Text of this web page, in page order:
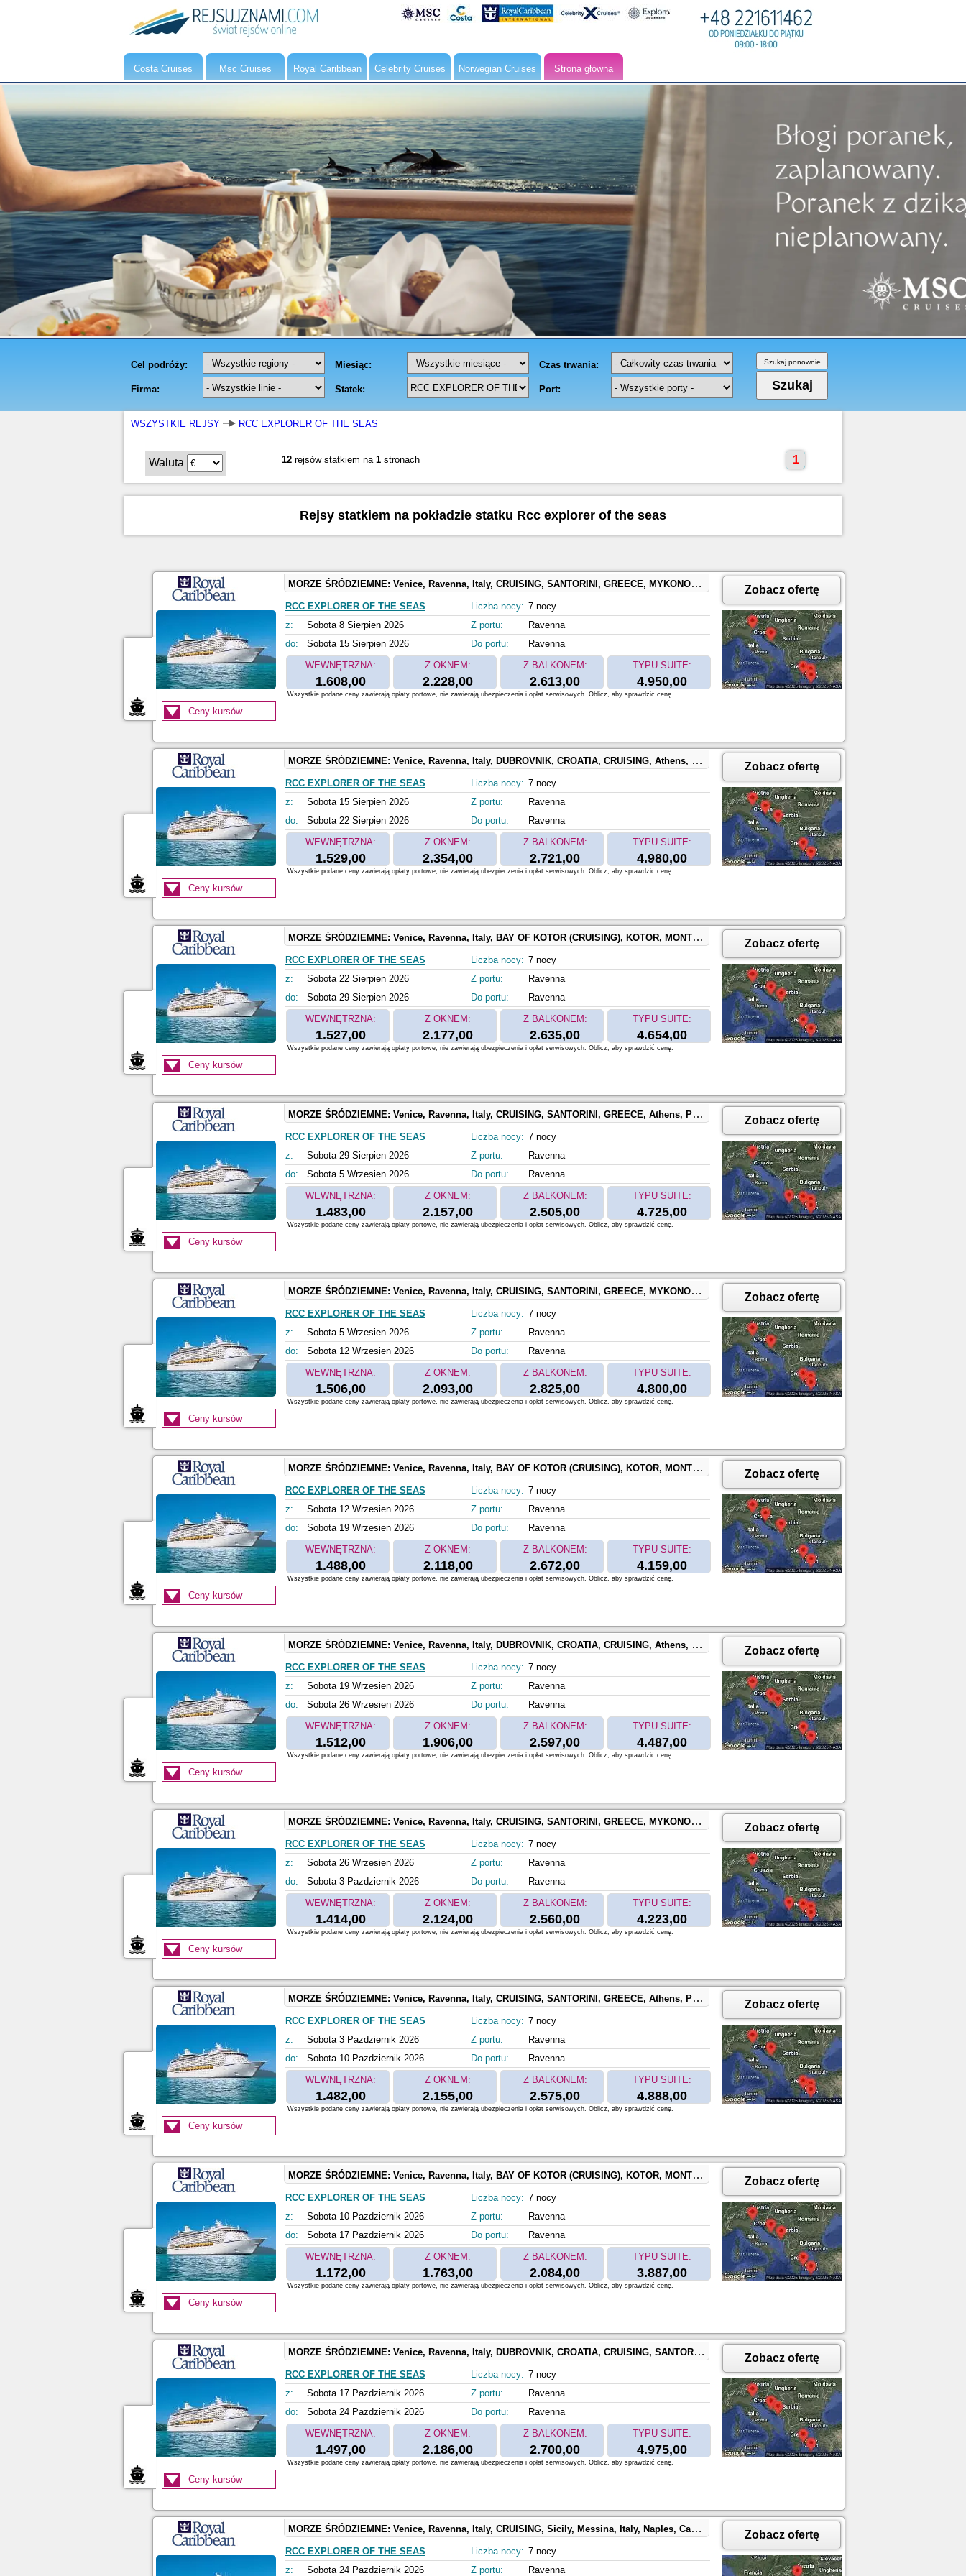
Costa Cruises Msc Cruises Royal Caribbean Celebrity Cruises Norwegian Cruises Strona główna
WSZYSTKIE REJSY RCC EXPLORER OF THE SEAS
Waluta 12 rejsów statkiem na 1 stronach 1
Rejsy statkiem na pokładzie statku Rcc explorer of the seas
MORZE ŚRÓDZIEMNE: Venice, Ravenna, Italy, CRUISING, SANTORINI, GREECE, MYKONOS, GREECE, Athens, Piraeus, Greece, SPLIT, CROATIA
RCC EXPLORER OF THE SEAS
z:
Sobota 8 Sierpien 2026
do:
Sobota 15 Sierpien 2026
Liczba nocy: 7 nocy
Z portu:
Ravenna
Do portu:
Ravenna
WEWNĘTRZNA:
1.608,00
Z OKNEM:
2.228,00
Z BALKONEM:
2.613,00
TYPU SUITE:
4.950,00
Zobacz ofertę
Ceny kursów
Wszystkie podane ceny zawierają opłaty portowe, nie zawierają ubezpieczenia i opłat serwisowych. Oblicz, aby sprawdzić cenę.
MORZE ŚRÓDZIEMNE: Venice, Ravenna, Italy, DUBROVNIK, CROATIA, CRUISING, Athens, Piraeus, Greece, SANTORINI, GREECE, ZADAR, CROATIA
RCC EXPLORER OF THE SEAS
z:
Sobota 15 Sierpien 2026
do:
Sobota 22 Sierpien 2026
Liczba nocy: 7 nocy
Z portu:
Ravenna
Do portu:
Ravenna
WEWNĘTRZNA:
1.529,00
Z OKNEM:
2.354,00
Z BALKONEM:
2.721,00
TYPU SUITE:
4.980,00
Zobacz ofertę
Ceny kursów
Wszystkie podane ceny zawierają opłaty portowe, nie zawierają ubezpieczenia i opłat serwisowych. Oblicz, aby sprawdzić cenę.
MORZE ŚRÓDZIEMNE: Venice, Ravenna, Italy, BAY OF KOTOR (CRUISING), KOTOR, MONTENEGRO, Athens, Piraeus, Greece, SANTORINI, GREECE, SPLIT, CROATIA
RCC EXPLORER OF THE SEAS
z:
Sobota 22 Sierpien 2026
do:
Sobota 29 Sierpien 2026
Liczba nocy: 7 nocy
Z portu:
Ravenna
Do portu:
Ravenna
WEWNĘTRZNA:
1.527,00
Z OKNEM:
2.177,00
Z BALKONEM:
2.635,00
TYPU SUITE:
4.654,00
Zobacz ofertę
Ceny kursów
Wszystkie podane ceny zawierają opłaty portowe, nie zawierają ubezpieczenia i opłat serwisowych. Oblicz, aby sprawdzić cenę.
MORZE ŚRÓDZIEMNE: Venice, Ravenna, Italy, CRUISING, SANTORINI, GREECE, Athens, Piraeus, Greece, MYKONOS, GREECE, ARGOSTOLI, GREECE
RCC EXPLORER OF THE SEAS
z:
Sobota 29 Sierpien 2026
do:
Sobota 5 Wrzesien 2026
Liczba nocy: 7 nocy
Z portu:
Ravenna
Do portu:
Ravenna
WEWNĘTRZNA:
1.483,00
Z OKNEM:
2.157,00
Z BALKONEM:
2.505,00
TYPU SUITE:
4.725,00
Zobacz ofertę
Ceny kursów
Wszystkie podane ceny zawierają opłaty portowe, nie zawierają ubezpieczenia i opłat serwisowych. Oblicz, aby sprawdzić cenę.
MORZE ŚRÓDZIEMNE: Venice, Ravenna, Italy, CRUISING, SANTORINI, GREECE, MYKONOS, GREECE, Athens, Piraeus, Greece, SPLIT, CROATIA
RCC EXPLORER OF THE SEAS
z:
Sobota 5 Wrzesien 2026
do:
Sobota 12 Wrzesien 2026
Liczba nocy: 7 nocy
Z portu:
Ravenna
Do portu:
Ravenna
WEWNĘTRZNA:
1.506,00
Z OKNEM:
2.093,00
Z BALKONEM:
2.825,00
TYPU SUITE:
4.800,00
Zobacz ofertę
Ceny kursów
Wszystkie podane ceny zawierają opłaty portowe, nie zawierają ubezpieczenia i opłat serwisowych. Oblicz, aby sprawdzić cenę.
MORZE ŚRÓDZIEMNE: Venice, Ravenna, Italy, BAY OF KOTOR (CRUISING), KOTOR, MONTENEGRO, Athens, Piraeus, Greece, SANTORINI, GREECE, ZADAR, CROATIA
RCC EXPLORER OF THE SEAS
z:
Sobota 12 Wrzesien 2026
do:
Sobota 19 Wrzesien 2026
Liczba nocy: 7 nocy
Z portu:
Ravenna
Do portu:
Ravenna
WEWNĘTRZNA:
1.488,00
Z OKNEM:
2.118,00
Z BALKONEM:
2.672,00
TYPU SUITE:
4.159,00
Zobacz ofertę
Ceny kursów
Wszystkie podane ceny zawierają opłaty portowe, nie zawierają ubezpieczenia i opłat serwisowych. Oblicz, aby sprawdzić cenę.
MORZE ŚRÓDZIEMNE: Venice, Ravenna, Italy, DUBROVNIK, CROATIA, CRUISING, Athens, Piraeus, Greece, SANTORINI, GREECE, SPLIT, CROATIA
RCC EXPLORER OF THE SEAS
z:
Sobota 19 Wrzesien 2026
do:
Sobota 26 Wrzesien 2026
Liczba nocy: 7 nocy
Z portu:
Ravenna
Do portu:
Ravenna
WEWNĘTRZNA:
1.512,00
Z OKNEM:
1.906,00
Z BALKONEM:
2.597,00
TYPU SUITE:
4.487,00
Zobacz ofertę
Ceny kursów
Wszystkie podane ceny zawierają opłaty portowe, nie zawierają ubezpieczenia i opłat serwisowych. Oblicz, aby sprawdzić cenę.
MORZE ŚRÓDZIEMNE: Venice, Ravenna, Italy, CRUISING, SANTORINI, GREECE, MYKONOS, GREECE, Athens, Piraeus, Greece, ARGOSTOLI, GREECE
RCC EXPLORER OF THE SEAS
z:
Sobota 26 Wrzesien 2026
do:
Sobota 3 Pazdziernik 2026
Liczba nocy: 7 nocy
Z portu:
Ravenna
Do portu:
Ravenna
WEWNĘTRZNA:
1.414,00
Z OKNEM:
2.124,00
Z BALKONEM:
2.560,00
TYPU SUITE:
4.223,00
Zobacz ofertę
Ceny kursów
Wszystkie podane ceny zawierają opłaty portowe, nie zawierają ubezpieczenia i opłat serwisowych. Oblicz, aby sprawdzić cenę.
MORZE ŚRÓDZIEMNE: Venice, Ravenna, Italy, CRUISING, SANTORINI, GREECE, Athens, Piraeus, Greece, MYKONOS, GREECE, SPLIT, CROATIA
RCC EXPLORER OF THE SEAS
z:
Sobota 3 Pazdziernik 2026
do:
Sobota 10 Pazdziernik 2026
Liczba nocy: 7 nocy
Z portu:
Ravenna
Do portu:
Ravenna
WEWNĘTRZNA:
1.482,00
Z OKNEM:
2.155,00
Z BALKONEM:
2.575,00
TYPU SUITE:
4.888,00
Zobacz ofertę
Ceny kursów
Wszystkie podane ceny zawierają opłaty portowe, nie zawierają ubezpieczenia i opłat serwisowych. Oblicz, aby sprawdzić cenę.
MORZE ŚRÓDZIEMNE: Venice, Ravenna, Italy, BAY OF KOTOR (CRUISING), KOTOR, MONTENEGRO, SANTORINI, GREECE, Athens, Piraeus, Greece, SPLIT, CROATIA
RCC EXPLORER OF THE SEAS
z:
Sobota 10 Pazdziernik 2026
do:
Sobota 17 Pazdziernik 2026
Liczba nocy: 7 nocy
Z portu:
Ravenna
Do portu:
Ravenna
WEWNĘTRZNA:
1.172,00
Z OKNEM:
1.763,00
Z BALKONEM:
2.084,00
TYPU SUITE:
3.887,00
Zobacz ofertę
Ceny kursów
Wszystkie podane ceny zawierają opłaty portowe, nie zawierają ubezpieczenia i opłat serwisowych. Oblicz, aby sprawdzić cenę.
MORZE ŚRÓDZIEMNE: Venice, Ravenna, Italy, DUBROVNIK, CROATIA, CRUISING, SANTORINI, GREECE, Athens, Piraeus, Greece, SPLIT, CROATIA
RCC EXPLORER OF THE SEAS
z:
Sobota 17 Pazdziernik 2026
do:
Sobota 24 Pazdziernik 2026
Liczba nocy: 7 nocy
Z portu:
Ravenna
Do portu:
Ravenna
WEWNĘTRZNA:
1.497,00
Z OKNEM:
2.186,00
Z BALKONEM:
2.700,00
TYPU SUITE:
4.975,00
Zobacz ofertę
Ceny kursów
Wszystkie podane ceny zawierają opłaty portowe, nie zawierają ubezpieczenia i opłat serwisowych. Oblicz, aby sprawdzić cenę.
MORZE ŚRÓDZIEMNE: Venice, Ravenna, Italy, CRUISING, Sicily, Messina, Italy, Naples, Capri, Italy, Civitavecchia, Italy, AJACCIO, CORSICA, Provence, Marseille, France, BARCELONA, SPAIN
RCC EXPLORER OF THE SEAS
z:
Sobota 24 Pazdziernik 2026
Liczba nocy: 7 nocy
Z portu:
Ravenna
Zobacz ofertę